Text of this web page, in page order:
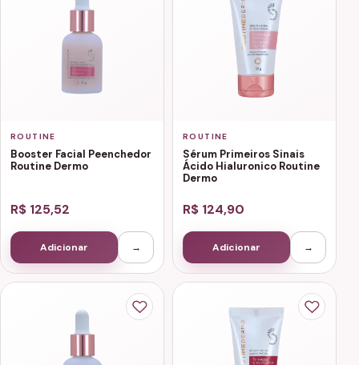
ROUTINE
Booster Facial Peenchedor
Routine Dermo
R$ 125,52
Adicionar →
ROUTINE
Sérum Primeiros Sinais
Ácido Hialuronico Routine
Dermo
R$ 124,90
Adicionar →